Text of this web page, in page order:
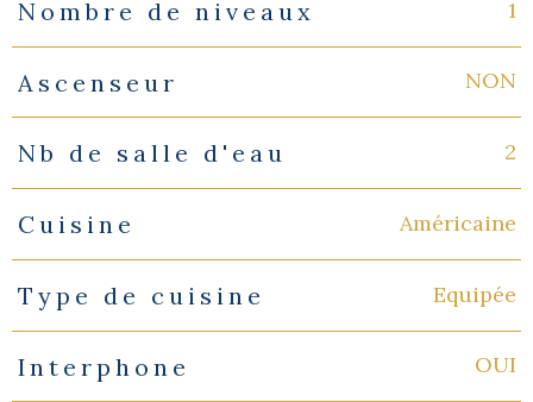
Nombre de niveaux 1
Ascenseur NON
Nb de salle d'eau 2
Cuisine Américaine
Type de cuisine Equipée
Interphone OUI